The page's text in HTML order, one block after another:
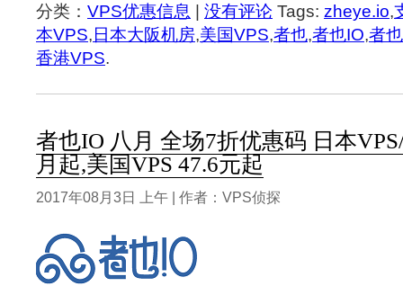
分类： VPS优惠信息 | 没有评论 Tags: zheye.io,
本VPS,日本大阪机房,美国VPS,者也,者也IO,者
香港VPS.
者也IO 八月 全场7折优惠码 日本
月起,美国VPS 47.6元起
2017年08月3日 上午 | 作者：VPS侦探